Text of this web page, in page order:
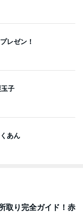
レゼン！
子
あん
取り完全ガイド！赤